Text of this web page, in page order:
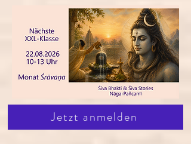
Jetzt anmelden